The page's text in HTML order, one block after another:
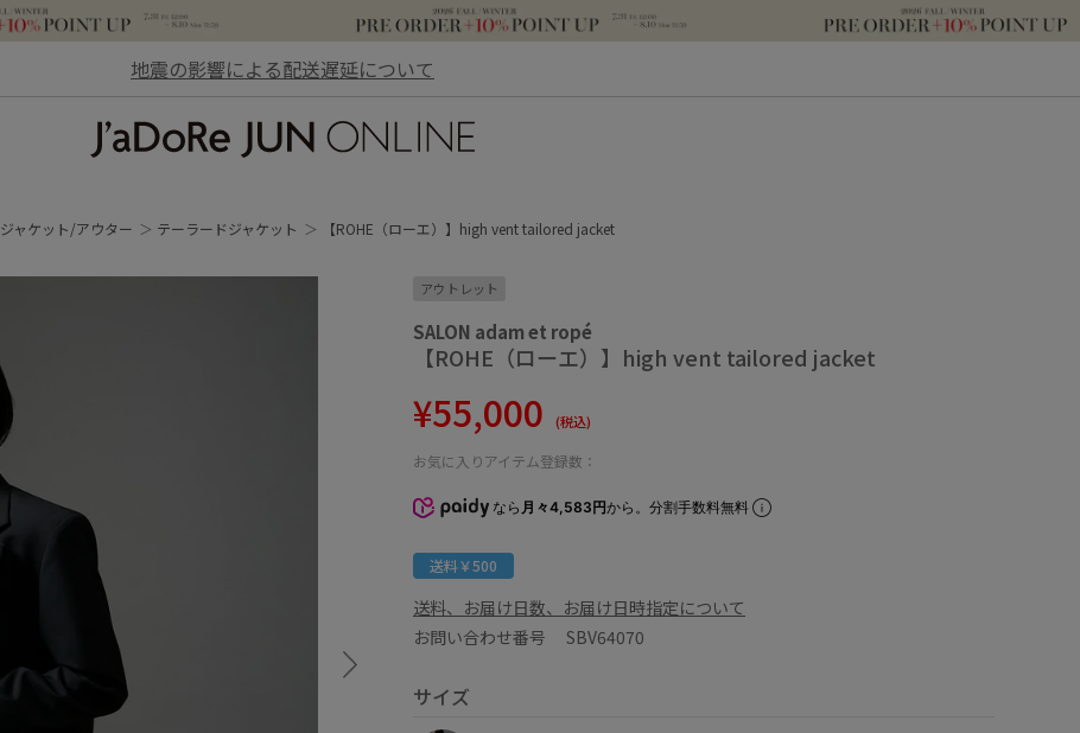
地震の影響による配送遅延について
ジャケット/アウター テーラードジャケット 【ROHE（ローエ）】high vent tailored jacket
アウトレット
SALON adam et ropé
【ROHE（ローエ）】high vent tailored jacket
¥55,000 (税込)
お気に入りアイテム登録数：
なら 月々4,583円から。分割手数料無料
送料￥500
送料、お届け日数、お届け日時指定について
お問い合わせ番号 SBV64070
サイズ